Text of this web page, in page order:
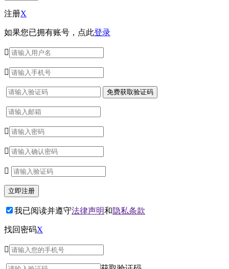
注册X
如果您已拥有账号，点此登录





我已阅读并遵守法律声明和隐私条款
找回密码X
